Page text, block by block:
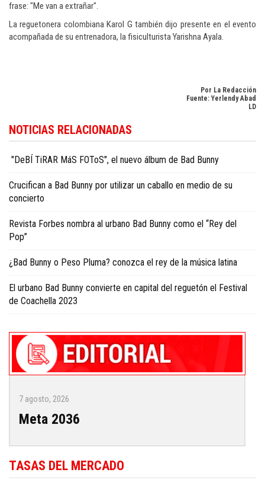
frase: "Me van a extrañar".
La reguetonera colombiana Karol G también dijo presente en el evento
acompañada de su entrenadora, la fisiculturista Yarishna Ayala.
Por La Redacción
Fuente: Yerlendy Abad
LD
news in English.
NOTICIAS RELACIONADAS
"DeBÍ TiRAR MáS FOToS", el nuevo álbum de Bad Bunny
Crucifican a Bad Bunny por utilizar un caballo en medio de su
concierto
Revista Forbes nombra al urbano Bad Bunny como el “Rey del
Pop”
¿Bad Bunny o Peso Pluma? conozca el rey de la música latina
El urbano Bad Bunny convierte en capital del reguetón el Festival
de Coachella 2023
7 agosto, 2026
Meta 2036
TASAS DEL MERCADO